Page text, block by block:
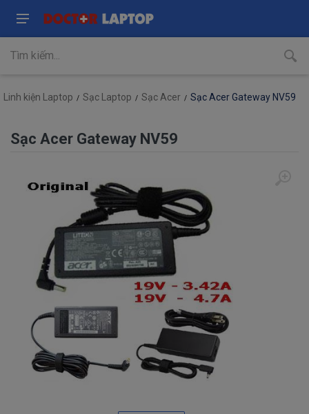
Linh kiện Laptop Sạc Laptop Sạc Acer Sạc Acer Gateway NV59
Sạc Acer Gateway NV59